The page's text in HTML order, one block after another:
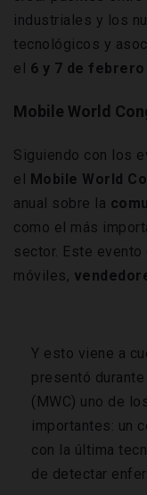
industriales y los
tecnológicos y
el 6 y 7 de febrero
Mobile World
Siguiendo con los
el Mobile World
anual sobre la
como el más
sector. Este
móviles,
Y esto viene a
presentó
(MWC) uno de
importantes: un
con la última
de detectar